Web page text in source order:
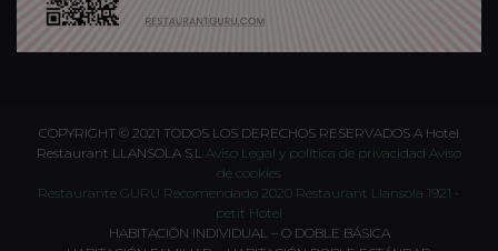
COPYRIGHT © 2021 TODOS LOS DERECHOS RESERVADOS A Hotel
Restaurant LLANSOLA S.L Aviso Legal y política de privacidad Aviso
de cookies
Restaurante GURU Recomendado 2020 Restaurant Llansola 1921 -
petit Hotel
HABITACIÓN INDIVIDUAL – O DOBLE BÁSICA